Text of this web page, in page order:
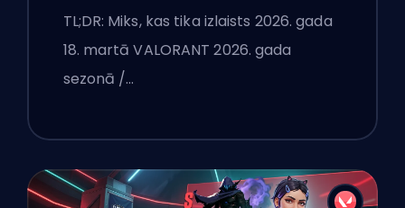
TL;DR: Miks, kas tika izlaists 2026. gada
18. martā VALORANT 2026. gada
sezonā /…